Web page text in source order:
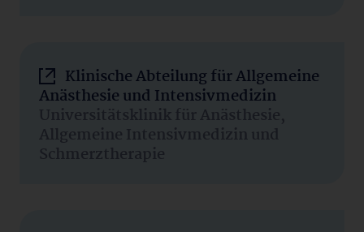
Klinische Abteilung für Allgemeine
Anästhesie und Intensivmedizin
Universitätsklinik für Anästhesie,
Allgemeine Intensivmedizin und
Schmerztherapie